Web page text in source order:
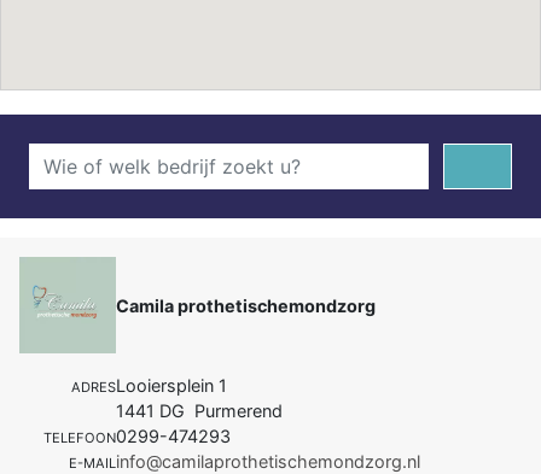
Camila prothetischemondzorg
ADRESLooiersplein 1
1441 DG Purmerend
TELEFOON0299-474293
E-MAILinfo@camilaprothetischemondzorg.nl